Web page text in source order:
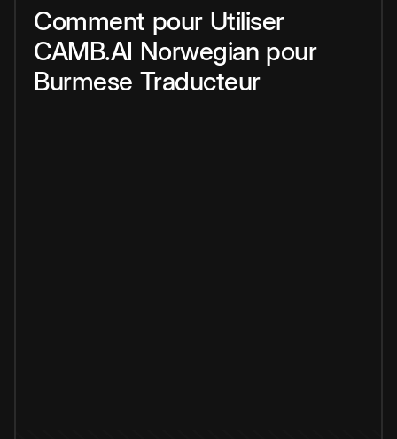
Comment pour Utiliser
CAMB.AI Norwegian pour
Burmese Traducteur